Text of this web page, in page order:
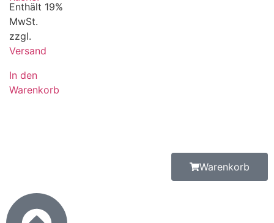
Enthält 19%
MwSt.
zzgl.
Versand
In den
Warenkorb
Warenkorb